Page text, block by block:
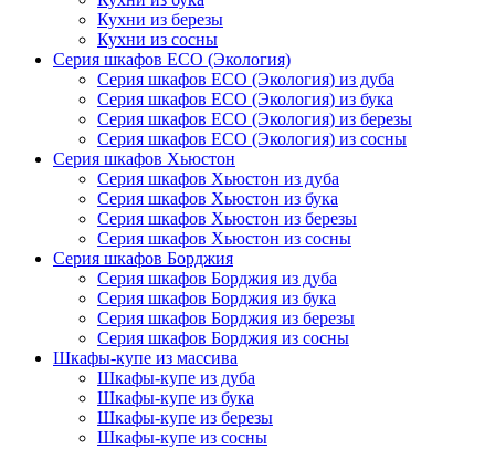
Кухни из березы
Кухни из сосны
Серия шкафов ECO (Экология)
Серия шкафов ECO (Экология) из дуба
Серия шкафов ECO (Экология) из бука
Серия шкафов ECO (Экология) из березы
Серия шкафов ECO (Экология) из сосны
Серия шкафов Хьюстон
Серия шкафов Хьюстон из дуба
Серия шкафов Хьюстон из бука
Серия шкафов Хьюстон из березы
Серия шкафов Хьюстон из сосны
Серия шкафов Борджия
Серия шкафов Борджия из дуба
Серия шкафов Борджия из бука
Серия шкафов Борджия из березы
Серия шкафов Борджия из сосны
Шкафы-купе из массива
Шкафы-купе из дуба
Шкафы-купе из бука
Шкафы-купе из березы
Шкафы-купе из сосны